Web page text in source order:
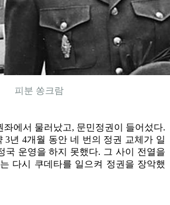
피분 쏭크람
좌에서 물러났고, 문민정권이 들어섰다.
3년 4개월 동안 네 번의 정권 교체가 일
국 운영을 하지 못했다. 그 사이 전열을
다시 쿠데타를 일으켜 정권을 장악했